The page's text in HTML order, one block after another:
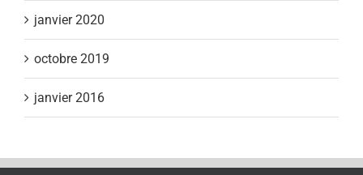
janvier 2020
octobre 2019
janvier 2016